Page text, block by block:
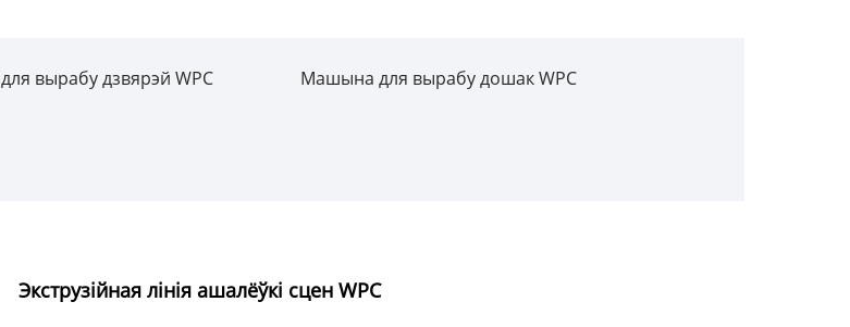
вырабу дзвярэй WPC Машына для вырабу дошак WPC
Экструзійная лінія ашалёўкі сцен WPC